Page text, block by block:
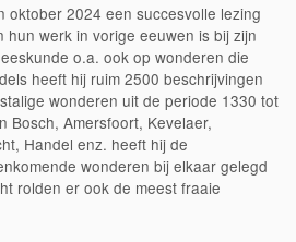
oktober 2024 een succesvolle lezing
werk in vorige eeuwen is bij zijn
o.a. ook op wonderen die
heeft hij ruim 2500 beschrijvingen
wonderen uit de periode 1330 tot
Bosch, Amersfoort, Kevelaer,
Handel enz. heeft hij de
wonderen bij elkaar gelegd
rolden er ook de meest fraaie